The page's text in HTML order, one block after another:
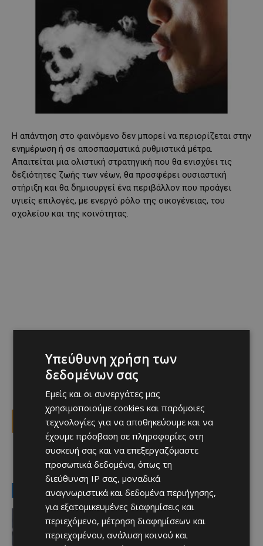
Η απάντηση στο φαινόμενο δεν μπορεί να περιορίζεται στην
ενημέρωση ή σε αποσπασματικά ρυθμιστικά μέτρα.
Απαιτείται μια ολιστική στρατηγική που θα ενισχύει τις
δεξιότητες ζωής των νέων, θα προσφέρει ουσιαστική
στήριξη και θα δημιουργεί ένα περιβάλλον που προάγει
υγιείς επιλογές, με ενεργό ρόλο της οικογένειας, του
σχολείου και της κοινότητας.
Facebook X Viber
άτμισμα έφηβοι κύπρος
LATEST NEWS
ΑΕΛ
H σύνοψη του Μάρτινς για το φιλικό
με τον Ατρόμητο (ΒΙΝΤΕΟ)
Υπεύθυνη χρήση των
δεδομένων σας
Εμείς και οι συνεργάτες μας
χρησιμοποιούμε cookies και παρόμοιες
τεχνολογίες για να αποθηκεύουμε και να
έχουμε πρόσβαση σε πληροφορίες στη
συσκευή σας και να επεξεργαζόμαστε
προσωπικά δεδομένα, όπως τη
διεύθυνση IP σας, μοναδικά
αναγνωριστικά και δεδομένα περιήγησης,
για εξατομικευμένες διαφημίσεις και
περιεχόμενο, μέτρηση διαφημίσεων και
περιεχομένου, ανάλυση κοινού και